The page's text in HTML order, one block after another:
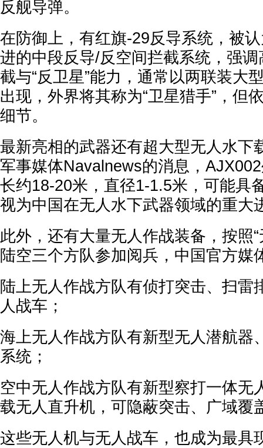
反舰导弹。
在防御上，有红旗-29反导系统，被
进的中段反导/反空间拦截系统，强
截与“反卫星”能力，通常以两联装大
出现，外界将其称为“卫星猎手”，但
细节。
最新亮相的武器还有超大型无人水下
军事媒体Navalnews的消息，
长约18-20米，直径1-1.5米，可能具
视为中国在无人水下武器领域的重大
此外，还有大量无人作战装备，按照
陆空三个方队参加阅兵，中国官方媒
陆上无人作战方队有侦打突击、扫雷
人战车；
海上无人作战方队有新型无人潜航器
系统；
空中无人作战方队有新型察打一体无
载无人直升机，可隐蔽突击、广域覆
这些无人机与无人战车，也成为最具